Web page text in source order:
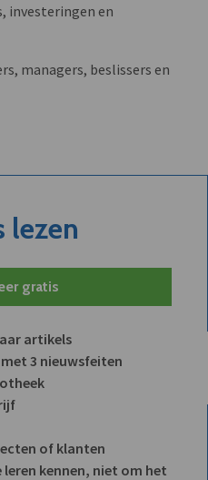
investeringen en
managers, beslissers en
lezen
gratis
artikels
3 nieuwsfeiten
of klanten
kennen, niet om het